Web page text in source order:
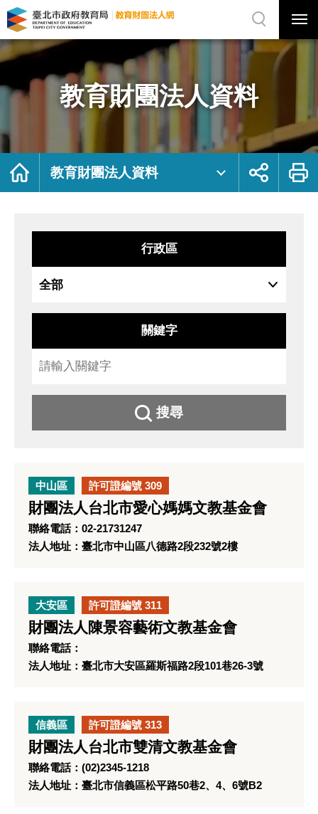
教
育
團
資
料
府
局
法
網
站
選
選
單
關
網
站
尋
教育財團法人資料
首
教育財團法人資料
展
鈕
列
行政區
關鍵字
搜尋
中山區 許可證編號 309
財團法人台北市愛心媽媽文教基金會
聯絡電話：02-21731247
法人地址：臺北市中山區八德路2段232號2樓
大安區 許可證編號 311
財團法人陳景容藝術文教基金會
聯絡電話：
法人地址：臺北市大安區羅斯福路2段101巷26-3號
信義區 許可證編號 313
財團法人台北市雙清文教基金會
聯絡電話：(02)2345-1218
法人地址：臺北市信義區松平路50巷2、4、6號B2